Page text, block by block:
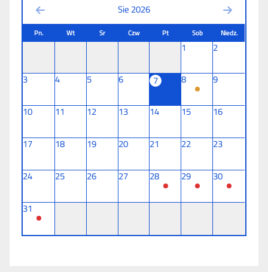
Sie 2026
Pn. Wt Sr Czw Pt Sob Niedz.
1
2
3
4 5 6 7 8
9
10
11 12 13 14 15
16
17
18 19 20 21 22
23
24
25 26 27 28 29
30
31